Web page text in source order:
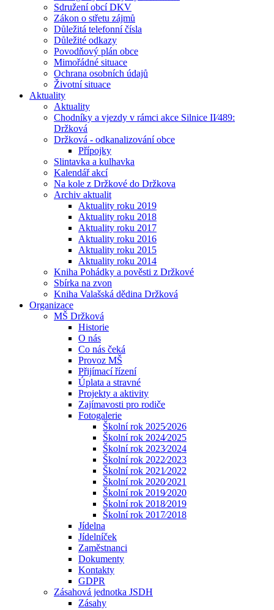
Sdružení obcí DKV
Zákon o střetu zájmů
Důležitá telefonní čísla
Důležité odkazy
Povodňový plán obce
Mimořádné situace
Ochrana osobních údajů
Životní situace
Aktuality
Aktuality
Chodníky a vjezdy v rámci akce Silnice II⁄489:
Držková
Držková - odkanalizování obce
Přípojky
Slintavka a kulhavka
Kalendář akcí
Na kole z Držkové do Držkova
Archiv aktualit
Aktuality roku 2019
Aktuality roku 2018
Aktuality roku 2017
Aktuality roku 2016
Aktuality roku 2015
Aktuality roku 2014
Kniha Pohádky a pověsti z Držkové
Sbírka na zvon
Kniha Valašská dědina Držková
Organizace
MŠ Držková
Historie
O nás
Co nás čeká
Provoz MŠ
Přijímací řízení
Úplata a stravné
Projekty a aktivity
Zajímavosti pro rodiče
Fotogalerie
Školní rok 2025⁄2026
Školní rok 2024⁄2025
Školní rok 2023⁄2024
Školní rok 2022⁄2023
Školní rok 2021⁄2022
Školní rok 2020⁄2021
Školní rok 2019⁄2020
Školní rok 2018⁄2019
Školní rok 2017⁄2018
Jídelna
Jídelníček
Zaměstnanci
Dokumenty
Kontakty
GDPR
Zásahová jednotka JSDH
Zásahy